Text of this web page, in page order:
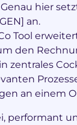
hier
an.
Tool
den
zentrales
an einem
performant